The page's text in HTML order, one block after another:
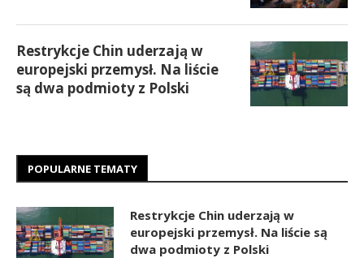
Restrykcje Chin uderzają w
europejski przemysł. Na liście
są dwa podmioty z Polski
POPULARNE TEMATY
Restrykcje Chin uderzają w
europejski przemysł. Na liście są
dwa podmioty z Polski